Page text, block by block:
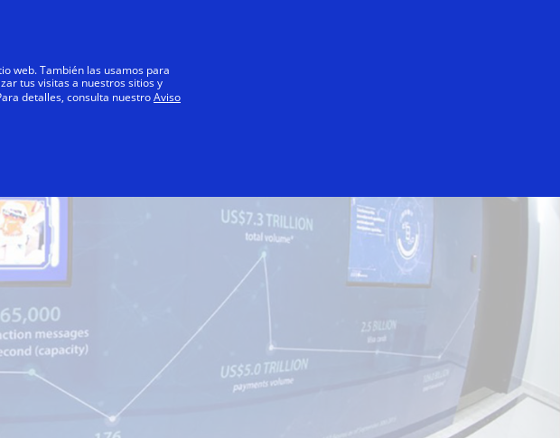
Innovadores Todos
web. También las usamos para
tus visitas a nuestros sitios y
detalles, consulta nuestroAviso